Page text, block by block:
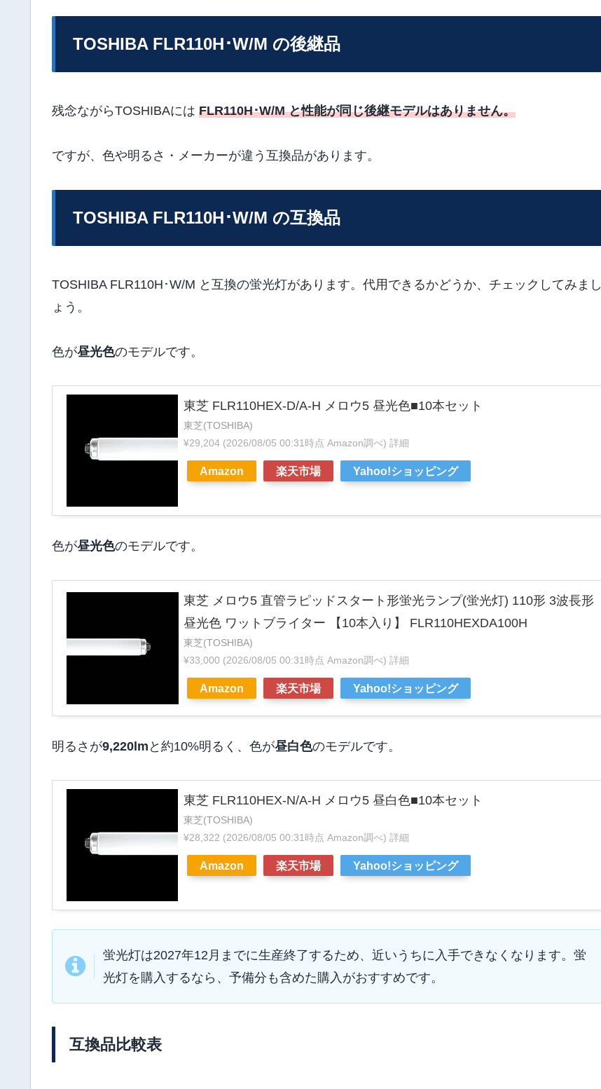
TOSHIBA FLR110H･W/M の後継品
残念ながらTOSHIBAには FLR110H･W/M と性能が同じ後継モデルはありません。
ですが、色や明るさ・メーカーが違う互換品があります。
TOSHIBA FLR110H･W/M の互換品
TOSHIBA FLR110H･W/M と互換の蛍光灯があります。代用できるかどうか、チェックしてみまし
ょう。
色が昼光色のモデルです。
東芝 FLR110HEX-D/A-H メロウ5 昼光色■10本セット
東芝(TOSHIBA)
¥29,204 (2026/08/05 00:31時点 Amazon調べ) 詳細
Amazon 楽天市場 Yahoo!ショッピング
色が昼光色のモデルです。
東芝 メロウ5 直管ラピッドスタート形蛍光ランプ(蛍光灯) 110形 3波長形
昼光色 ワットブライター 【10本入り】 FLR110HEXDA100H
東芝(TOSHIBA)
¥33,000 (2026/08/05 00:31時点 Amazon調べ) 詳細
Amazon 楽天市場 Yahoo!ショッピング
明るさが9,220lm と約10%明るく、色が昼白色のモデルです。
東芝 FLR110HEX-N/A-H メロウ5 昼白色■10本セット
東芝(TOSHIBA)
¥28,322 (2026/08/05 00:31時点 Amazon調べ) 詳細
Amazon 楽天市場 Yahoo!ショッピング
蛍光灯は2027年12月までに生産終了するため、近いうちに入手できなくなります。蛍
光灯を購入するなら、予備分も含めた購入がおすすめです。
互換品比較表